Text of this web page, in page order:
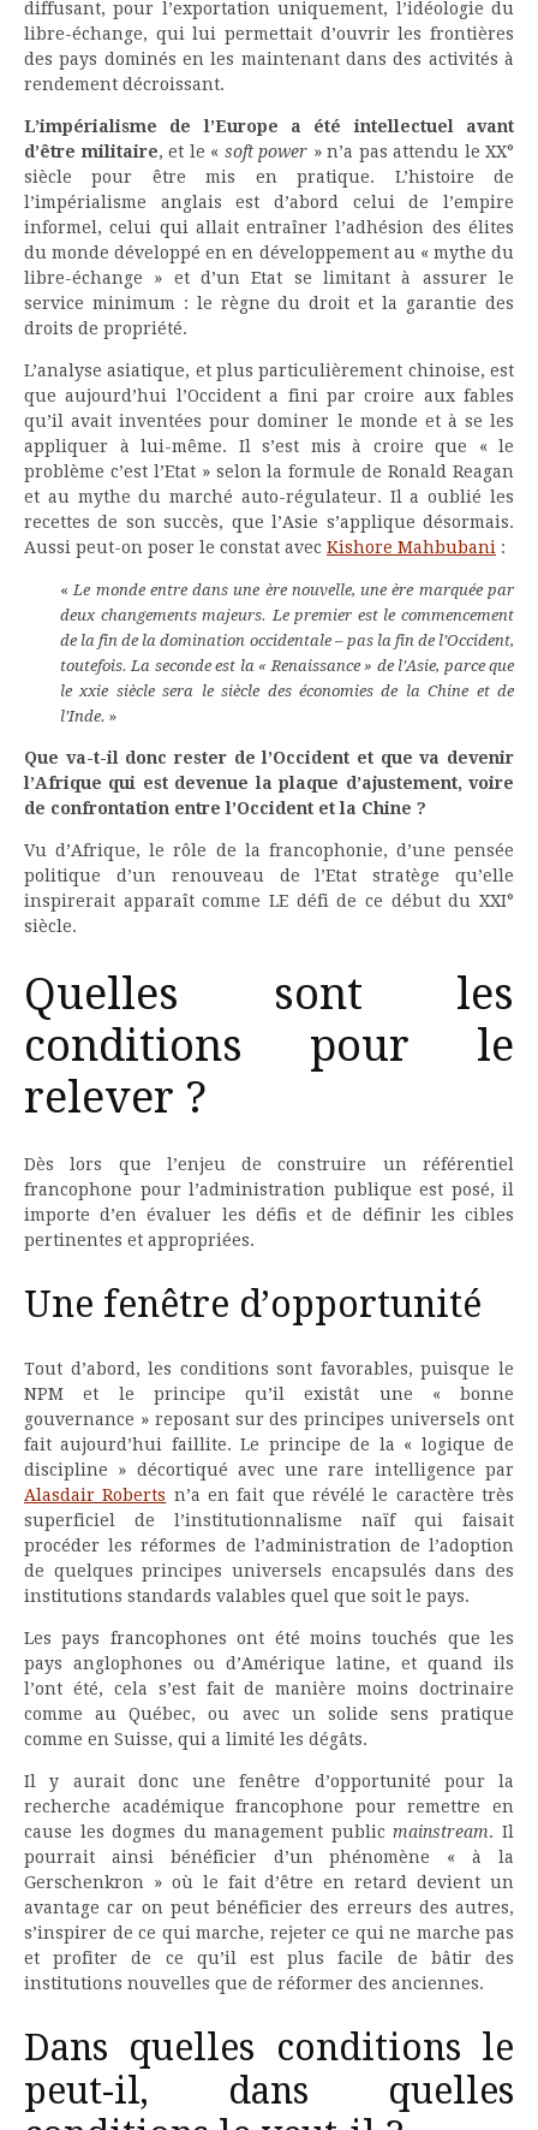
diffusant, pour l’exportation uniquement, l’idéologie du
libre-échange, qui lui permettait d’ouvrir les frontières
des pays dominés en les maintenant dans des activités à
rendement décroissant.
L’impérialisme de l’Europe a été intellectuel avant
d’être militaire, et le « soft power » n’a pas attendu le XX°
siècle pour être mis en pratique. L’histoire de
l’impérialisme anglais est d’abord celui de l’empire
informel, celui qui allait entraîner l’adhésion des élites
du monde développé en en développement au « mythe du
libre-échange » et d’un Etat se limitant à assurer le
service minimum : le règne du droit et la garantie des
droits de propriété.
L’analyse asiatique, et plus particulièrement chinoise, est
que aujourd’hui l’Occident a fini par croire aux fables
qu’il avait inventées pour dominer le monde et à se les
appliquer à lui-même. Il s’est mis à croire que « le
problème c’est l’Etat » selon la formule de Ronald Reagan
et au mythe du marché auto-régulateur. Il a oublié les
recettes de son succès, que l’Asie s’applique désormais.
Aussi peut-on poser le constat avec Kishore Mahbubani :
« Le monde entre dans une ère nouvelle, une ère marquée par
deux changements majeurs. Le premier est le commencement
de la fin de la domination occidentale – pas la fin de l’Occident,
toutefois. La seconde est la « Renaissance » de l’Asie, parce que
le xxie siècle sera le siècle des économies de la Chine et de
l’Inde. »
Que va-t-il donc rester de l’Occident et que va devenir
l’Afrique qui est devenue la plaque d’ajustement, voire
de confrontation entre l’Occident et la Chine ?
Vu d’Afrique, le rôle de la francophonie, d’une pensée
politique d’un renouveau de l’Etat stratège qu’elle
inspirerait apparaît comme LE défi de ce début du XXI°
siècle.
Quelles sont les
conditions pour le
relever ?
Dès lors que l’enjeu de construire un référentiel
francophone pour l’administration publique est posé, il
importe d’en évaluer les défis et de définir les cibles
pertinentes et appropriées.
Une fenêtre d’opportunité
Tout d’abord, les conditions sont favorables, puisque le
NPM et le principe qu’il existât une « bonne
gouvernance » reposant sur des principes universels ont
fait aujourd’hui faillite. Le principe de la « logique de
discipline » décortiqué avec une rare intelligence par
Alasdair Roberts n’a en fait que révélé le caractère très
superficiel de l’institutionnalisme naïf qui faisait
procéder les réformes de l’administration de l’adoption
de quelques principes universels encapsulés dans des
institutions standards valables quel que soit le pays.
Les pays francophones ont été moins touchés que les
pays anglophones ou d’Amérique latine, et quand ils
l’ont été, cela s’est fait de manière moins doctrinaire
comme au Québec, ou avec un solide sens pratique
comme en Suisse, qui a limité les dégâts.
Il y aurait donc une fenêtre d’opportunité pour la
recherche académique francophone pour remettre en
cause les dogmes du management public mainstream. Il
pourrait ainsi bénéficier d’un phénomène « à la
Gerschenkron » où le fait d’être en retard devient un
avantage car on peut bénéficier des erreurs des autres,
s’inspirer de ce qui marche, rejeter ce qui ne marche pas
et profiter de ce qu’il est plus facile de bâtir des
institutions nouvelles que de réformer des anciennes.
Dans quelles conditions le
peut-il, dans quelles